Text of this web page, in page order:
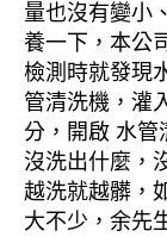
量也沒有變小
養一下，本公
檢測時就發現
管清洗機，灌
分，開啟 水管
沒洗出什麼，
越洗就越髒，
大不少，余先